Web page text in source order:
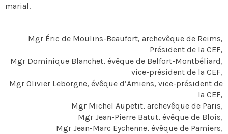
marial.
Mgr Éric de Moulins-Beaufort, archevêque de Reims,
Président de la CEF,
Mgr Dominique Blanchet, évêque de Belfort-Montbéliard,
vice-président de la CEF,
Mgr Olivier Leborgne, évêque d’Amiens, vice-président de
la CEF,
Mgr Michel Aupetit, archevêque de Paris,
Mgr Jean-Pierre Batut, évêque de Blois,
Mgr Jean-Marc Eychenne, évêque de Pamiers,